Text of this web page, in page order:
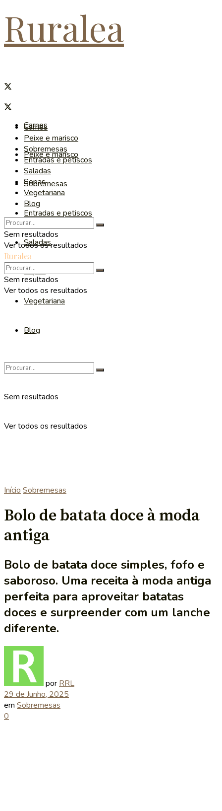
Ruralea
Carnes
Peixe e marisco
Sobremesas
Entradas e petiscos
Saladas
Sopas
Vegetariana
Blog
Sem resultados
Ver todos os resultados
Carnes
Peixe e marisco
Sobremesas
Entradas e petiscos
Saladas
Sopas
Vegetariana
Blog
Sem resultados
Ver todos os resultados
Ruralea
Sem resultados
Ver todos os resultados
Início Sobremesas
Bolo de batata doce à moda
antiga
Bolo de batata doce simples, fofo e
saboroso. Uma receita à moda antiga
perfeita para aproveitar batatas
doces e surpreender com um lanche
diferente.
por RRL
29 de Junho, 2025
em Sobremesas
0